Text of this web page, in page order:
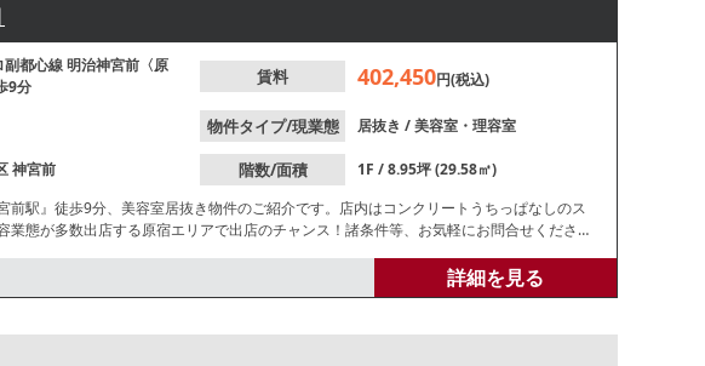
副都心線明治神宮前〈原
9分 賃料 402,450円(税込)
物件タイプ/現業態 居抜き /美容室・理容室
神宮前 階数/面積
1F / 8.95坪 (29.58㎡)
前駅』徒歩9分、美容室居抜き物件のご紹介です。店内はコンクリートうちっぱなしのス
業態が多数出店する原宿エリアで出店のチャンス！諸条件等、お気軽にお問合せくださ
詳細を見る